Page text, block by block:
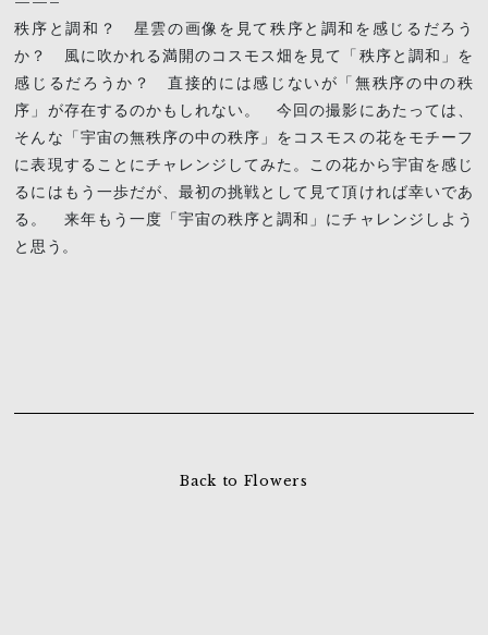
秩序と調和？ 星雲の画像を見て秩序と調和を感じるだろう
か？ 風に吹かれる満開のコスモス畑を見て「秩序と調和」を
感じるだろうか？ 直接的には感じないが「無秩序の中の秩
序」が存在するのかもしれない。 今回の撮影にあたっては、
そんな「宇宙の無秩序の中の秩序」をコスモスの花をモチーフ
に表現することにチャレンジしてみた。この花から宇宙を感じ
るにはもう一歩だが、最初の挑戦として見て頂ければ幸いであ
る。 来年もう一度「宇宙の秩序と調和」にチャレンジしよう
と思う。
Back to Flowers